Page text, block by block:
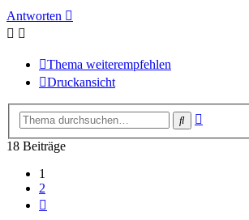
Antworten
Thema weiterempfehlen
Druckansicht
Suche
18 Beiträge
1
2